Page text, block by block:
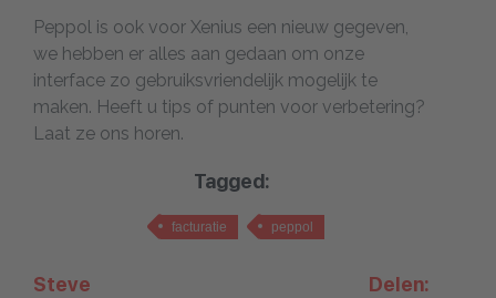
Peppol is ook voor Xenius een nieuw gegeven,
we hebben er alles aan gedaan om onze
interface zo gebruiksvriendelijk mogelijk te
maken. Heeft u tips of punten voor verbetering?
Laat ze ons horen.
Tagged:
facturatie peppol
Steve Delen: